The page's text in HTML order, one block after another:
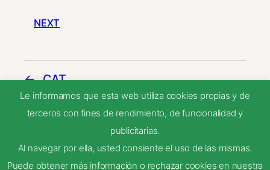
NEXT
CAT
ATR
Le informamos que esta web utiliza cookies propias y de
terceros con fines de rendimiento, de funcionalidad y
publicitarias.
Al navegar por ella, usted consiente el uso de las mismas.
Puede obtener más información o rechazar cookies en nuestra